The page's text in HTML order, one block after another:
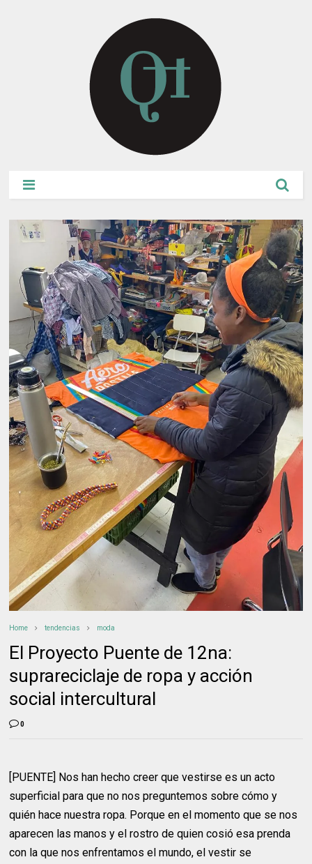
Home tendencias moda
El Proyecto Puente de 12na:
suprareciclaje de ropa y acción
social intercultural
0
[PUENTE] Nos han hecho creer que vestirse es un acto
superficial para que no nos preguntemos sobre cómo y
quién hace nuestra ropa. Porque en el momento que se nos
aparecen las manos y el rostro de quien cosió esa prenda
con la que nos enfrentamos el mundo, el vestir se